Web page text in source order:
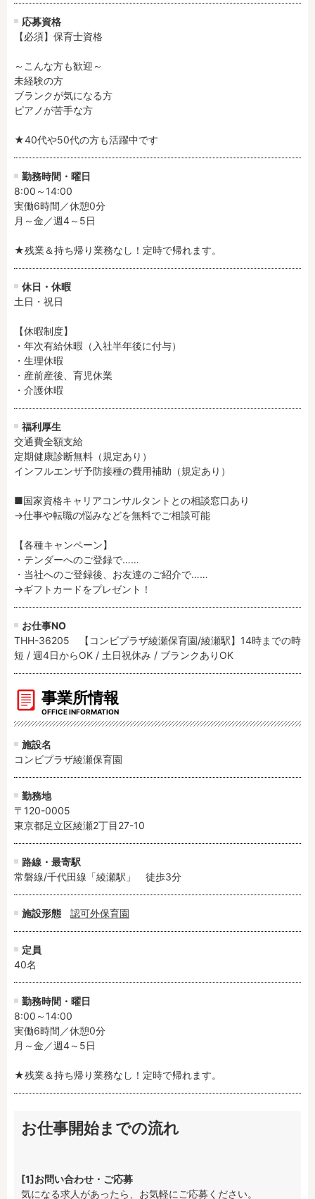
応募資格
【必須】保育士資格
～こんな方も歓迎～
未経験の方
ブランクが気になる方
ピアノが苦手な方
★40代や50代の方も活躍中です
勤務時間・曜日
8:00～14:00
実働6時間／休憩0分
月～金／週4～5日
★残業＆持ち帰り業務なし！定時で帰れます。
休日・休暇
土日・祝日
【休暇制度】
・年次有給休暇（入社半年後に付与）
・生理休暇
・産前産後、育児休業
・介護休暇
福利厚生
交通費全額支給
定期健康診断無料（規定あり）
インフルエンザ予防接種の費用補助（規定あり）
■国家資格キャリアコンサルタントとの相談窓口あり
→仕事や転職の悩みなどを無料でご相談可能
【各種キャンペーン】
・テンダーへのご登録で……
・当社へのご登録後、お友達のご紹介で……
→ギフトカードをプレゼント！
お仕事NO
THH-36205 【コンビプラザ綾瀬保育園/綾瀬駅】14時までの時
短 / 週4日からOK / 土日祝休み / ブランクありOK
事業所情報
OFFICE INFORMATION
施設名
コンビプラザ綾瀬保育園
勤務地
〒120-0005
東京都足立区綾瀬2丁目27-10
路線・最寄駅
常磐線/千代田線「綾瀬駅」　徒歩3分
施設形態 認可外保育園
定員
40名
勤務時間・曜日
8:00～14:00
実働6時間／休憩0分
月～金／週4～5日
★残業＆持ち帰り業務なし！定時で帰れます。
お仕事開始までの流れ
[1]お問い合わせ・ご応募
気になる求人があったら、お気軽にご応募ください。